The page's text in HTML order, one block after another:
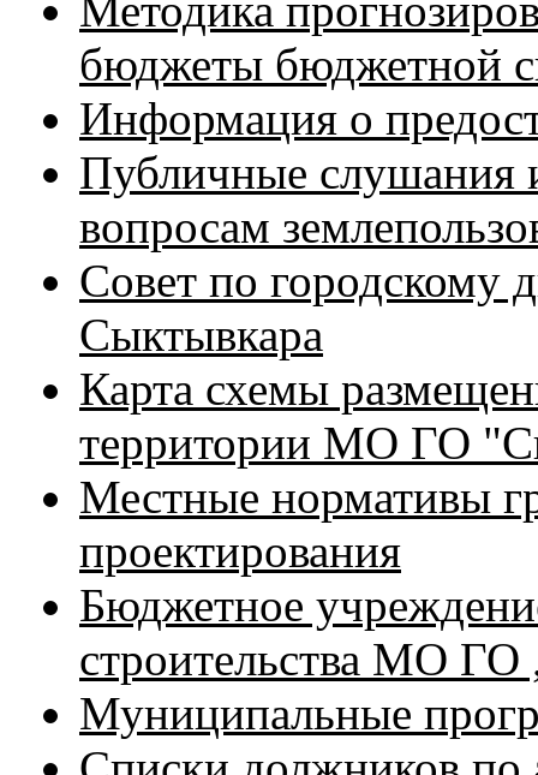
Методика
бюджеты бюджетной
Информация о
Публичные слушания
вопросам
Совет по городскому
Сыктывкара
Карта схемы
территории МО ГО
Местные нормативы
проектирования
Бюджетное
строительства МО ГО
Муниципальные